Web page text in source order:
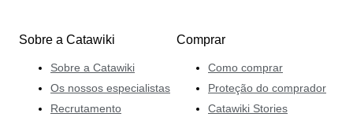
Sobre a Catawiki
Sobre a Catawiki
Os nossos especialistas
Recrutamento
Comprar
Como comprar
Proteção do comprador
Catawiki Stories